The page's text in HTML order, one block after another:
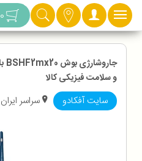
دسته بندی 0
و سلامت فیزیکی کالا
سایت آفکادو سراسر ایران